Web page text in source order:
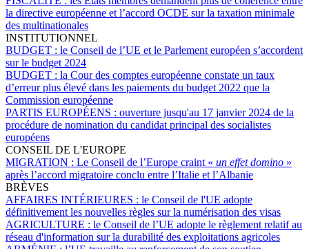
la directive européenne et l’accord OCDE sur la taxation minimale
des multinationales
INSTITUTIONNEL
BUDGET : le Conseil de l’UE et le Parlement européen s’accordent
sur le budget 2024
BUDGET : la Cour des comptes européenne constate un taux
d’erreur plus élevé dans les paiements du budget 2022 que la
Commission européenne
PARTIS EUROPÉENS : ouverture jusqu'au 17 janvier 2024 de la
procédure de nomination du candidat principal des socialistes
européens
CONSEIL DE L'EUROPE
MIGRATION : Le Conseil de l’Europe craint « un effet domino »
après l’accord migratoire conclu entre l’Italie et l’Albanie
BRÈVES
AFFAIRES INTÉRIEURES : le Conseil de l'UE adopte
définitivement les nouvelles règles sur la numérisation des visas
AGRICULTURE : le Conseil de l’UE adopte le règlement relatif au
réseau d'information sur la durabilité des exploitations agricoles